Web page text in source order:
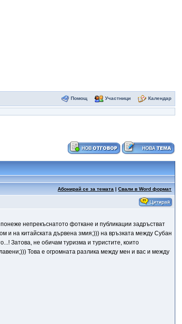
Помощ Участници Календар
Абонирай се за темата |Свали в Word формат
непрекъснатото фоткане и публикации задръстват
и на китайската дървена змия;))) на връзката между Субан
Затова, не обичам туризма и туристите, които
Това е огромната разлика между мен и вас и между